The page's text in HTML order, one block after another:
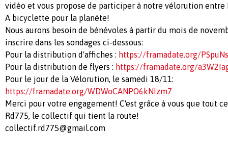
vidéo et vous propose de participer à notre vélorution entre
A bicyclette pour la planète!
Nous aurons besoin de bénévoles à partir du mois de
inscrire dans les sondages ci-dessous:
Pour la distribution d'affiches : https://framadate.org/
Pour la distribution de flyers : https://framadate.org/
Pour le jour de la Vélorution, le samedi 18/11:
https://framadate.org/WDWoCANPO6kNIzm7
Merci pour votre engagement! C'est grâce à vous que tout
Rd775, le collectif qui tient la route!
collectif.rd775@gmail.com